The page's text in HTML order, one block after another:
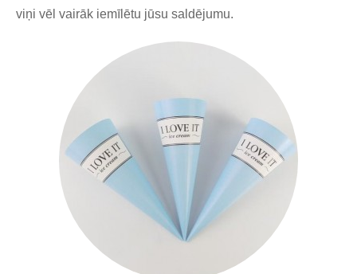
viņi vēl vairāk iemīlētu jūsu saldējumu.